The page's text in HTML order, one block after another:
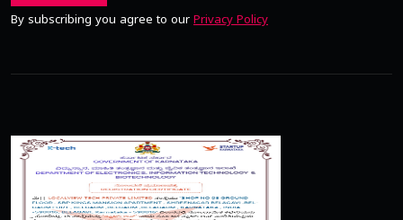
By subscribing you agree to our Privacy Policy